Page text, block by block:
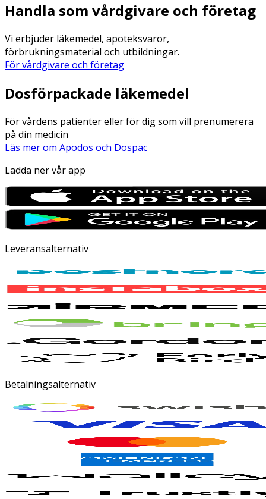
Handla som vårdgivare och företag
Vi erbjuder läkemedel, apoteksvaror,
förbrukningsmaterial och utbildningar.
För vårdgivare och företag
Dosförpackade läkemedel
För vårdens patienter eller för dig som vill prenumerera
på din medicin
Läs mer om Apodos och Dospac
Ladda ner vår app
Leveransalternativ
Betalningsalternativ